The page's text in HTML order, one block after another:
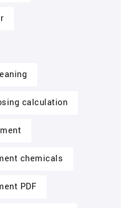
calculation
chemicals
PDF